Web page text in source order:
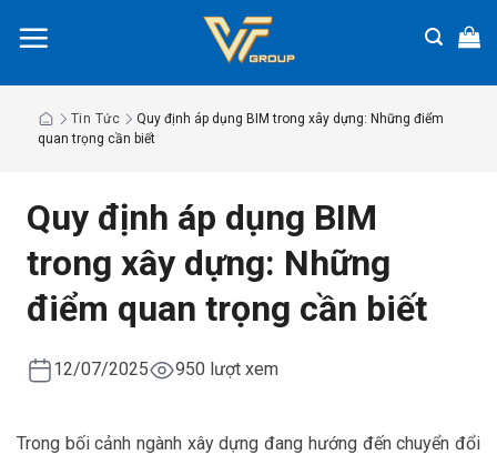
đến
dung
Tin Tức
Quy định áp dụng BIM trong xây dựng: Những điểm
quan trọng cần biết
Quy định áp dụng BIM
trong xây dựng: Những
điểm quan trọng cần biết
12/07/2025 950 lượt xem
Trong bối cảnh ngành xây dựng đang hướng đến chuyển đổi